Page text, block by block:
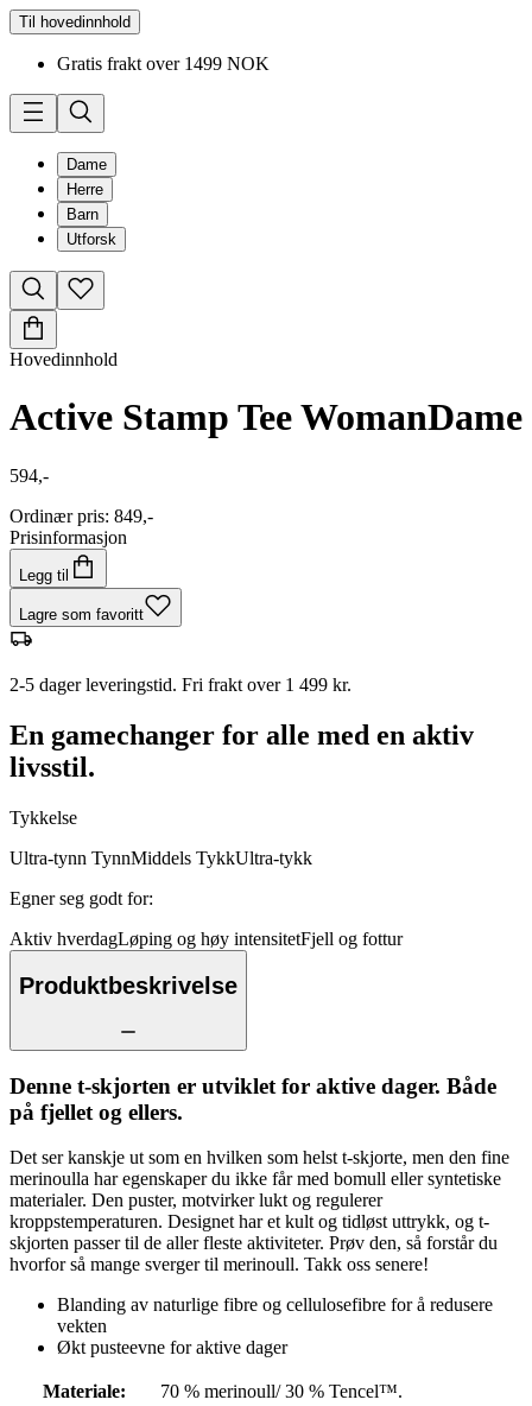
Til hovedinnhold
Gratis frakt over 1499 NOK
Dame
Herre
Barn
Utforsk
Hovedinnhold
Active Stamp Tee WomanDame
594,-
Ordinær pris: 849,-
Prisinformasjon
Legg til
Lagre som favoritt
2-5 dager leveringstid. Fri frakt over 1 499 kr.
En gamechanger for alle med en aktiv
livsstil.
Tykkelse
Ultra-tynn TynnMiddels TykkUltra-tykk
Egner seg godt for:
Aktiv hverdagLøping og høy intensitetFjell og fottur
Produktbeskrivelse
Denne t-skjorten er utviklet for aktive dager. Både
på fjellet og ellers.
Det ser kanskje ut som en hvilken som helst t-skjorte, men den fine
merinoulla har egenskaper du ikke får med bomull eller syntetiske
materialer. Den puster, motvirker lukt og regulerer
kroppstemperaturen. Designet har et kult og tidløst uttrykk, og t-
skjorten passer til de aller fleste aktiviteter. Prøv den, så forstår du
hvorfor så mange sverger til merinoull. Takk oss senere!
Blanding av naturlige fibre og cellulosefibre for å redusere
vekten
Økt pusteevne for aktive dager
Materiale:
70 % merinoull/ 30 % Tencel™.